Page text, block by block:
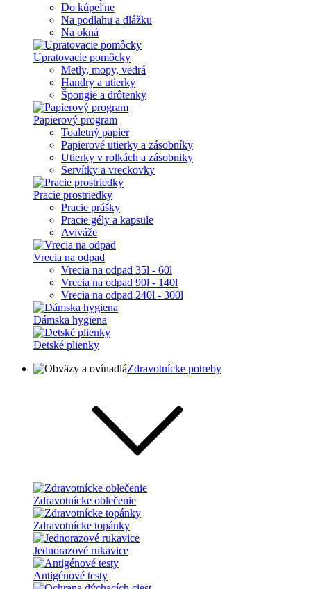
Do kúpeľne
Na podlahu a dlážku
Na okná
Upratovacie pomôcky
Metly, mopy, vedrá
Handry a utierky
Špongie a drôtenky
Papierový program
Toaletný papier
Papierové utierky a zásobníky
Utierky v rolkách a zásobniky
Servítky a vreckovky
Pracie prostriedky
Pracie prášky
Pracie gély a kapsule
Aviváže
Vrecia na odpad
Vrecia na odpad 35l - 60l
Vrecia na odpad 90l - 140l
Vrecia na odpad 240l - 300l
Dámska hygiena
Detské plienky
Zdravotnícke potreby
Zdravotnícke oblečenie
Zdravotnícke topánky
Jednorazové rukavice
Antigénové testy